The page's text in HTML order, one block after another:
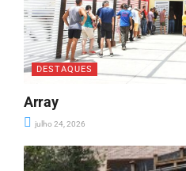
DESTAQUES
Array
julho 24, 2026